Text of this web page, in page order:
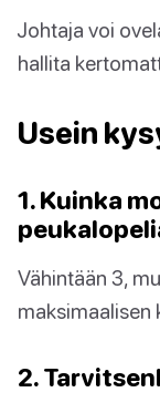
Johtaja voi
hallita
Usein
1. Kuinka
Vähintään 3,
maksimaalisen
2.